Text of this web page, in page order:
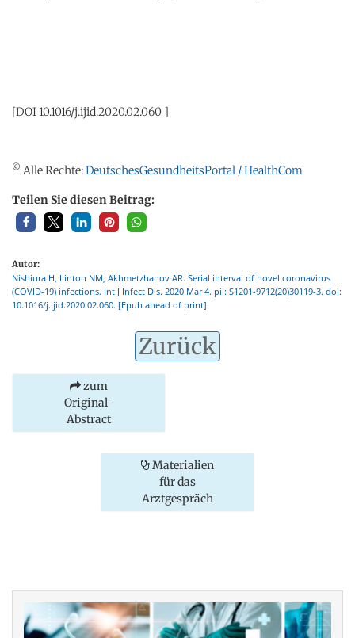
[DOI 10.1016/j.ijid.2020.02.060 ]
© Alle Rechte:DeutschesGesundheitsPortal / HealthCom
Teilen Sie diesen Beitrag:
Autor:
Nishiura H, Linton NM, Akhmetzhanov AR. Serial interval of novel coronavirus
(COVID-19) infections. Int J Infect Dis. 2020 Mar 4. pii: S1201-9712(20)30119-3. doi:
10.1016/j.ijid.2020.02.060. [Epub ahead of print]
Zurück
zum
Original-
Abstract
Materialien
für das
Arztgespräch